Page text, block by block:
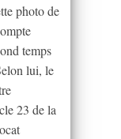
photo de
temps
lui, le
23 de la